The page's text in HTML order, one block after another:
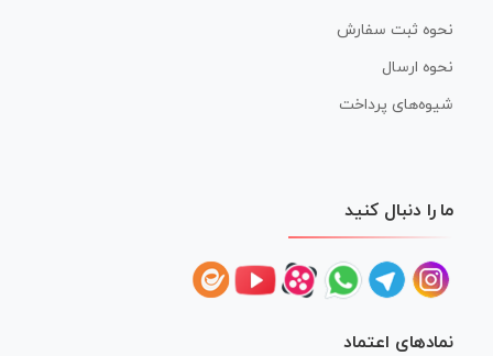
نحوه ثبت سفارش
نحوه ارسال
شیوه‌های پرداخت
ما را دنبال کنید
نمادهای اعتماد